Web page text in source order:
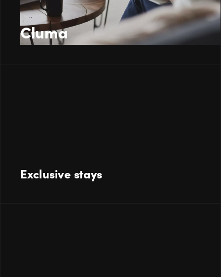
Cluma
Exclusive stays